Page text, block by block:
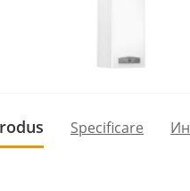
Specificare